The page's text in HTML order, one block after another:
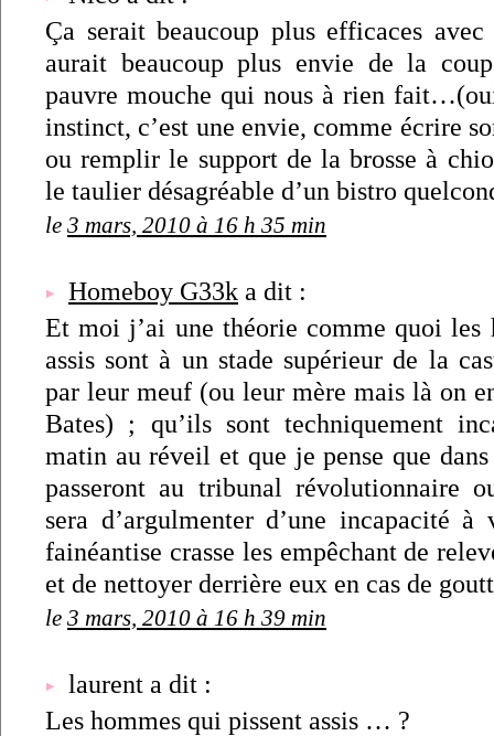
Ça serait beaucoup plus efficaces
aurait beaucoup plus envie de la
pauvre mouche qui nous à rien
instinct, c’est une envie, comme écrire
ou remplir le support de la brosse à
le taulier désagréable d’un bistro
le 3 mars, 2010 à 16 h 35 min
Homeboy G33k a dit :
Et moi j’ai une théorie comme quoi les
assis sont à un stade supérieur de la
par leur meuf (ou leur mère mais là on
Bates) ; qu’ils sont techniquement
matin au réveil et que je pense que
passeront au tribunal révolutionnaire
sera d’argulmenter d’une incapacité à
fainéantise crasse les empêchant de
et de nettoyer derrière eux en cas de
le 3 mars, 2010 à 16 h 39 min
laurent a dit :
Les hommes qui pissent assis … ?